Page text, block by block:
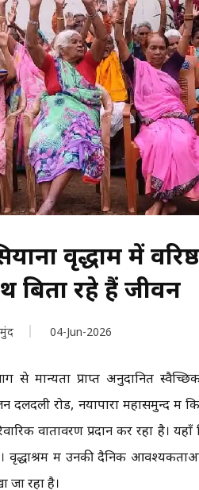
वृद्धाश्रम में
बिता रहे हैं जीवन
04-Jun-2026
मान्यता प्राप्त अनुदानित स्वैच्छिक
दलदली रोड, नयापारा महासमुन्द में
वातावरण प्रदान कर रहा है।
वृद्धाश्रम में उनकी दैनिक
जा रहा है।